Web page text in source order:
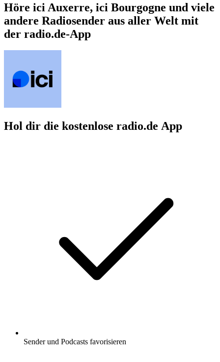
Höre ici Auxerre, ici Bourgogne und viele
andere Radiosender aus aller Welt mit
der radio.de-App
Hol dir die kostenlose radio.de App
Sender und Podcasts favorisieren